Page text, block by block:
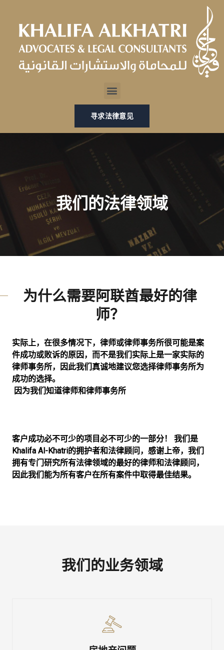
Menu
寻求法律意见
我们的法律领域
为什么需要阿联酋最好的律
师？
实际上，在很多情况下，律师或律师事务所很可能是案
件成功或败诉的原因，而不是我们实际上是一家实际的
律师事务所，因此我们真诚地建议您选择律师事务所为
成功的选择。
因为我们知道律师和律师事务所
客户成功必不可少的项目必不可少的一部分！ 我们是
Khalifa Al-Khatri的拥护者和法律顾问，感谢上帝，我们
拥有专门研究所有法律领域的最好的律师和法律顾问，
因此我们能为所有客户在所有案件中取得最佳结果。
我们的业务领域